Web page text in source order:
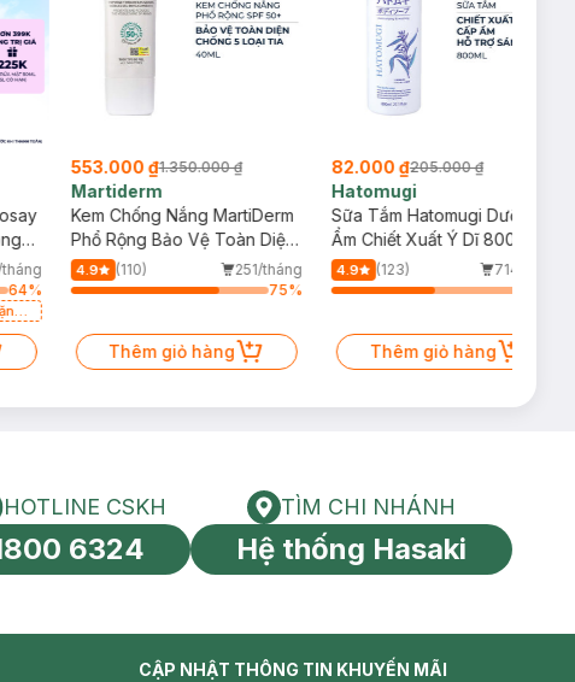
64%
553.000 ₫1.350.000 ₫
Martiderm
Kem Chống Nắng MartiDerm
Phổ Rộng Bảo Vệ Toàn Diện
40ml
4.9 (110)
251/tháng
75%
Thêm giỏ hàng
82.000 ₫205.000 ₫
Hatomugi
Sữa Tắm Hatomugi Dưỡng
Ẩm Chiết Xuất Ý Dĩ 800ml
4.9 (123)
714/tháng
Thêm giỏ hàng
tín toàn cầu
HOTLINE CSKH
HOTLINE CSKH
6324
Tìm chi nhánh
TÌM CHI NHÁNH
Hệ thống Hasaki
CẬP NHẬT THÔNG TIN KHUYẾN MÃI